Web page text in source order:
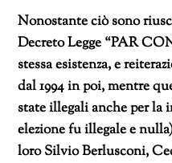
Nonostante ciò sono
Decreto Legge “PAR
stessa esistenza, e
dal 1994 in poi, mentre
state illegali anche per
elezione fu illegale e
loro Silvio Berlusconi,